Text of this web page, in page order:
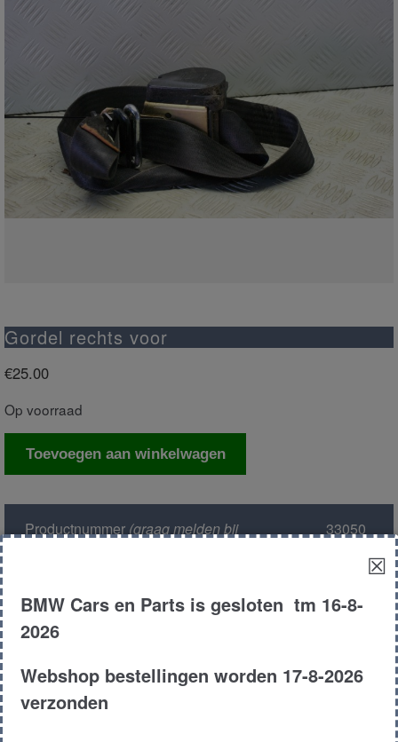
Gordel rechts voor
€25.00
Op voorraad
GordelToevoegen aan winkelwagen
Productnummer(graag melden bij
33050
Model : E12
Type :
☒
BMW Cars en Parts is gesloten tm 16-8-
2026
Webshop bestellingen worden 17-8-2026
verzonden